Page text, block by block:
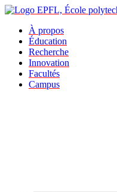
À propos
Éducation
Recherche
Innovation
Facultés
Campus